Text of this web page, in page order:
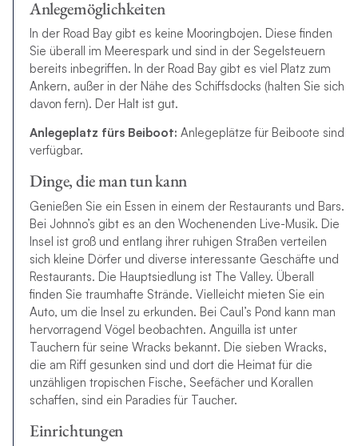
Anlegemöglichkeiten
In der Road Bay gibt es keine Mooringbojen. Diese finden
Sie überall im Meerespark und sind in der Segelsteuern
bereits inbegriffen. In der Road Bay gibt es viel Platz zum
Ankern, außer in der Nähe des Schiffsdocks (halten Sie sich
davon fern). Der Halt ist gut.
Anlegeplatz fürs Beiboot: Anlegeplätze für Beiboote sind
verfügbar.
Dinge, die man tun kann
Genießen Sie ein Essen in einem der Restaurants und Bars.
Bei Johnno’s gibt es an den Wochenenden Live-Musik. Die
Insel ist groß und entlang ihrer ruhigen Straßen verteilen
sich kleine Dörfer und diverse interessante Geschäfte und
Restaurants. Die Hauptsiedlung ist The Valley. Überall
finden Sie traumhafte Strände. Vielleicht mieten Sie ein
Auto, um die Insel zu erkunden. Bei Caul’s Pond kann man
hervorragend Vögel beobachten. Anguilla ist unter
Tauchern für seine Wracks bekannt. Die sieben Wracks,
die am Riff gesunken sind und dort die Heimat für die
unzähligen tropischen Fische, Seefächer und Korallen
schaffen, sind ein Paradies für Taucher.
Einrichtungen